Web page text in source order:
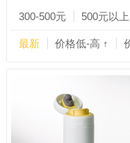
300-500元 500元以上
最新 价格低-高 ↑